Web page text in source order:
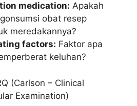
medication: Apakah
obat resep
meredakannya?
factors: Faktor apa
keluhan?
(Carlson – Clinical
Examination)